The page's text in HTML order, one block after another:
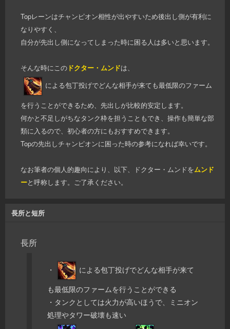
Topレーンはチャンピオン相性が出やすいため後出し側が有利に
なりやすく、
自分が先出し側になってしまった時に困る人は多いと思います。
そんな時にこの ドクター・ムンドは、
による包丁投げでどんな相手が来ても最低限のファーム
を行うことができるため、先出しが比較的安定します。
何かと不足しがちなタンク枠を担うこともでき、操作も簡単な部
類に入るので、初心者の方にもおすすめできます。
Topの先出しチャンピオンに困った時の参考になれば幸いです。
なお筆者の個人的趣向により、以下、ドクター・ムンドをムンド
ーと呼称します。ご了承ください。
長所と短所
長所
・
による包丁投げでどんな相手が来て
も最低限のファームを行うことができる
・タンクとしては火力が高いほうで、ミニオン
処理やタワー破壊も速い